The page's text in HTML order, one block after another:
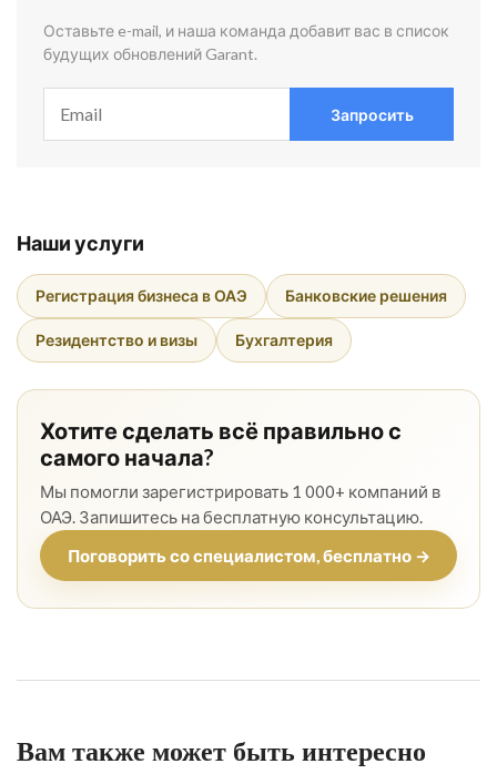
Оставьте e-mail, и наша команда добавит вас в список
будущих обновлений Garant.
Запросить
Наши услуги
Регистрация бизнеса в ОАЭ Банковские решения
Резидентство и визы Бухгалтерия
Хотите сделать всё правильно с
самого начала?
Мы помогли зарегистрировать 1 000+ компаний в
ОАЭ. Запишитесь на бесплатную консультацию.
Поговорить со специалистом, бесплатно →
Вам также может быть интересно